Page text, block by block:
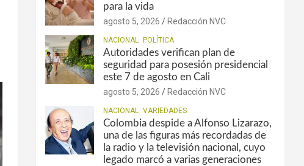
para la vida
agosto 5, 2026 Redacción NVC
NACIONAL POLÍTICA
Autoridades verifican plan de
seguridad para posesión presidencial
este 7 de agosto en Cali
agosto 5, 2026 Redacción NVC
NACIONAL VARIEDADES
Colombia despide a Alfonso Lizarazo,
una de las figuras más recordadas de
la radio y la televisión nacional, cuyo
legado marcó a varias generaciones